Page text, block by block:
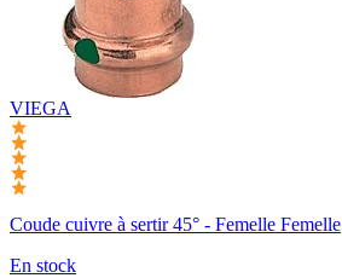
VIEGA
Coude cuivre à sertir 45° - Femelle Femelle
En stock